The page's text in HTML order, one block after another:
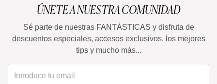
ÚNETE A NUESTRA COMUNIDAD
Sé parte de nuestras FANTÁSTICAS y disfruta de
descuentos especiales, accesos exclusivos, los mejores
tips y mucho más...